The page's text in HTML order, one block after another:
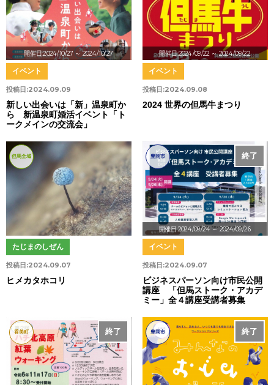
開催日:2024/10/27 ～ 2024/10/27
投稿日:2024.09.09
イベント
新しい出会いは「新」温泉町か
ら 新温泉町婚活イベント「ト
ークメインの交流会」
開催日:2024/09/22 ～ 2024/09/22
投稿日:2024.09.08
イベント
2024 世界の但馬牛まつり
但馬全域
投稿日:2024.09.07
たじまのしぜん
ヒメカタホコリ
開催日:2024/09/24 ～ 2024/09/26
終了
豊岡市
投稿日:2024.09.07
イベント
ビジネスパーソン向け市民公開
講座 「但馬ストーク・アカデ
ミー」全４講座受講者募集
終了
香美町 終了
豊岡市